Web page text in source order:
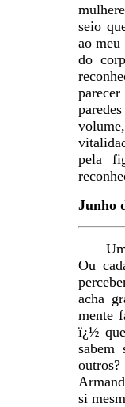
seio
ao
do
pela
Junho
Ou
acha
mente
ï¿½
sabem
si